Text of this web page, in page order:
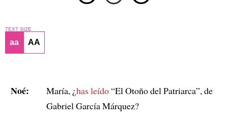
TEXT SIZE
aa AA
Noé: María, ¿has leído“El Otoño del Patriarca”, de
Gabriel García Márquez?